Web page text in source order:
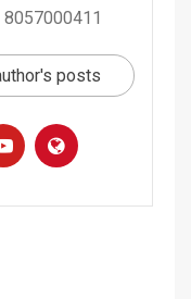
8057000411
posts